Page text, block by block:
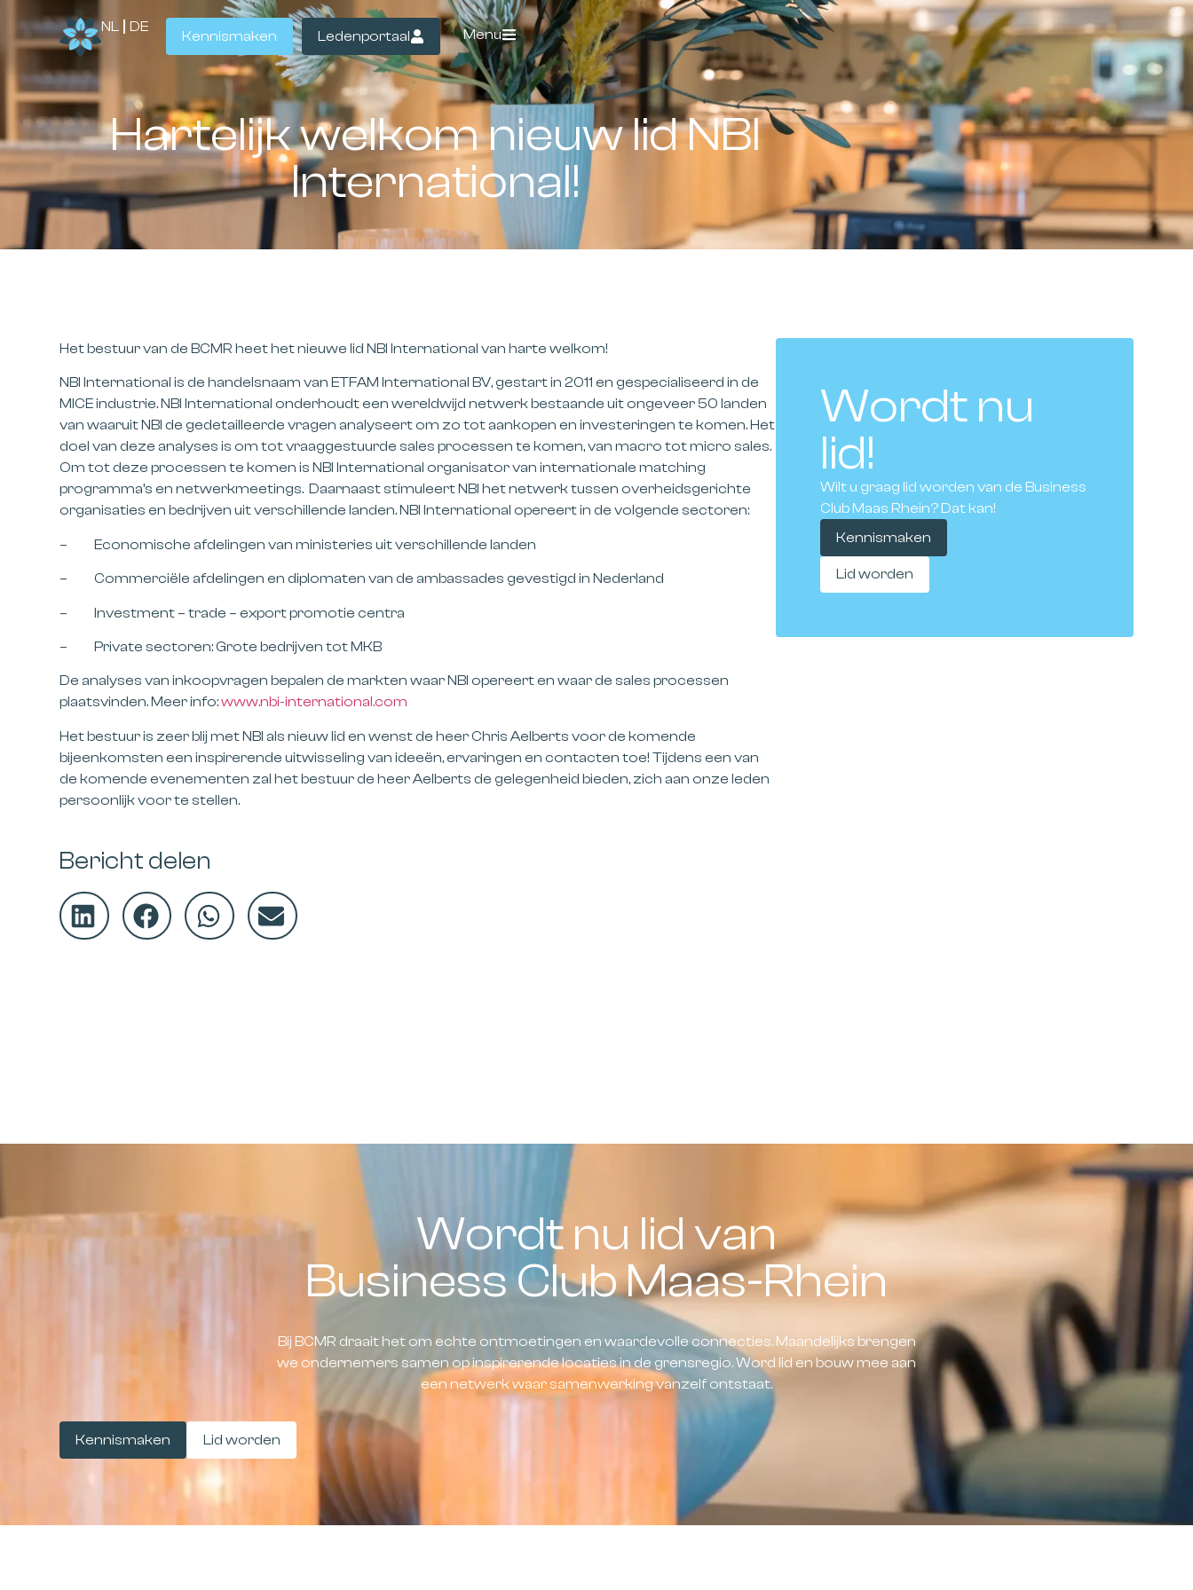
NL DE
Kennismaken Ledenportaal Menu
Hartelijk welkom nieuw lid NBI
International!
Het bestuur van de BCMR heet het nieuwe lid NBI International van harte welkom!
NBI International is de handelsnaam van ETFAM International BV, gestart in 2011 en gespecialiseerd in de
MICE industrie. NBI International onderhoudt een wereldwijd netwerk bestaande uit ongeveer 50 landen
van waaruit NBI de gedetailleerde vragen analyseert om zo tot aankopen en investeringen te komen. Het
doel van deze analyses is om tot vraaggestuurde sales processen te komen, van macro tot micro sales.
Om tot deze processen te komen is NBI International organisator van internationale matching
programma’s en netwerkmeetings. Daarnaast stimuleert NBI het netwerk tussen overheidsgerichte
organisaties en bedrijven uit verschillende landen. NBI International opereert in de volgende sectoren:
– Economische afdelingen van ministeries uit verschillende landen
– Commerciële afdelingen en diplomaten van de ambassades gevestigd in Nederland
– Investment – trade – export promotie centra
– Private sectoren: Grote bedrijven tot MKB
De analyses van inkoopvragen bepalen de markten waar NBI opereert en waar de sales processen
plaatsvinden. Meer info:www.nbi-international.com
Het bestuur is zeer blij met NBI als nieuw lid en wenst de heer Chris Aelberts voor de komende
bijeenkomsten een inspirerende uitwisseling van ideeën, ervaringen en contacten toe! Tijdens een van
de komende evenementen zal het bestuur de heer Aelberts de gelegenheid bieden, zich aan onze leden
persoonlijk voor te stellen.
Bericht delen
Wordt nu
lid!
Wilt u graag lid worden van de Business
Club Maas Rhein? Dat kan!
Kennismaken
Lid worden
Wordt nu lid van
Business Club Maas-Rhein
Bij BCMR draait het om echte ontmoetingen en waardevolle connecties. Maandelijks brengen
we ondernemers samen op inspirerende locaties in de grensregio. Word lid en bouw mee aan
een netwerk waar samenwerking vanzelf ontstaat.
Kennismaken Lid worden